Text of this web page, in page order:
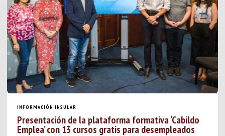
INFORMACIÓN INSULAR
Presentación de la plataforma formativa ‘Cabildo
Emplea’ con 13 cursos gratis para desempleados